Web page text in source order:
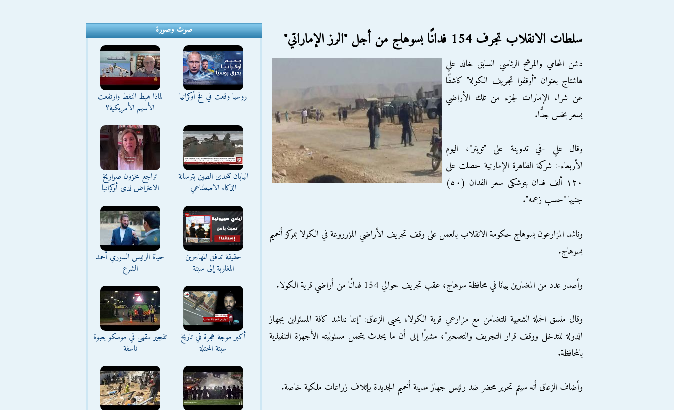
سلطات الانقلاب تجرف 154 فدانًا بسوهاج من أجل "الرز الإماراتي"
دشن المحامي والمرشح الرئاسي السابق خالد علي
هاشتاج بعنوان "أوقفوا تجريف الكولة" كاشفًا
عن شراء الإمارات لجزء من تلك الأراضي
بسعر بخس جدًّا.
وقال علي -في تدوينة على "تويتر"، اليوم
الأربعاء-: شركة الظاهرة الإمارتية حصلت على
١٢٠ ألف فدان بتوشكى سعر الفدان (٥٠)
جنيها "حسب زعمه".
وناشد المزارعون بسوهاج حكومة الانقلاب بالعمل على وقف تجريف الأراضي المزرروعة في الكولا بمركز أخميم
بسوهاج.
وأصدر عدد من المضارين بيانا في محافظة سوهاج، عقب تجريف حوالي 154 فدانًا من أراضي قرية الكولا.
وقال منسق الحملة الشعبية للتضامن مع مزارعي قرية الكولا، يحيى الزعاق: "إننا نناشد كافة المسئولين بجهاز
الدولة للتدخل ووقف قرار التجريف والتصحير"، مشيرًا إلى أن ما يحدث يتحمل مسئوليته الأجهزة التنفيذية
بالمحافظة.
وأضاف الزعاق أنه سيتم تحرير محضر ضد رئيس جهاز مدينة أخميم الجديدة بإتلاف زراعات ملكية خاصة.
صوت وصورة
روسيا وقعت في فخ أوكرانيا
لماذا هبط النفط وارتفعت
الأسهم الأمريكية؟
اليابان تتحدى الصين بترسانة
الذكاء الاصطناعي
تراجع مخزون صواريخ
الاعتراض لدى أوكرانيا
حقيقة تدفق المهاجرين
المغاربة إلى سبتة
حياة الرئيس السوري أحمد
الشرع
أكبر موجة هجرة في تاريخ
سبتة المحتلة
تفجير مقهى في موسكو بعبوة
ناسفة